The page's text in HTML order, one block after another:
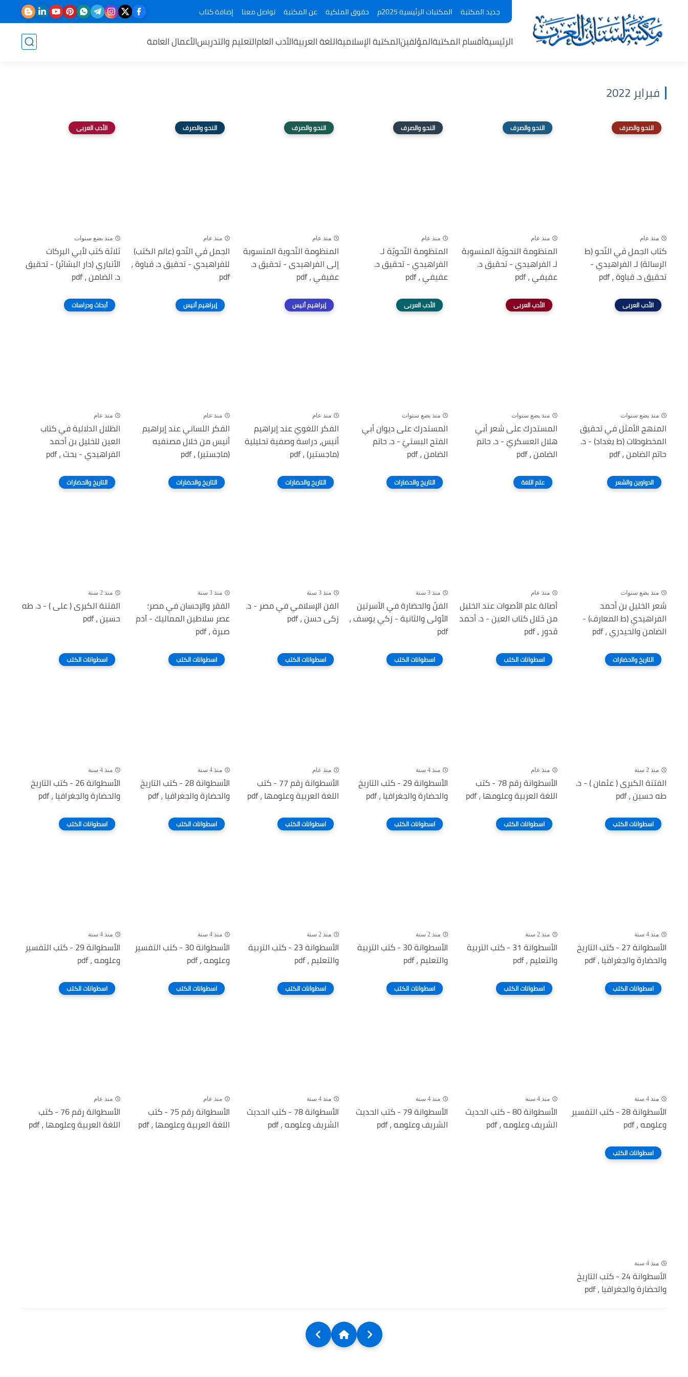
جديد المكتبة المكتبات الرئيسية 2025م حقوق الملكية عن المكتبة تواصل معنا إضافة كتاب
الرئيسيةأقسام المكتبةالمؤلفينالمكتبة الإسلاميةاللغة العربيةالأدب العامالتعليم والتدريسالأعمال العامة
فبراير 2022
النحو والصرف
منذ عام
كتاب الجمل في النّحو (ط
الرسالة) لـ الفراهيدي -
تحقيق د. قباوة ، pdf
النحو والصرف
منذ عام
المنظومة النحويّة المنسوبة
لـ الفراهيدي - تحقيق د.
عفيفي ، pdf
النحو والصرف
منذ عام
المنظومة النّحويّة لـ
الفراهيدي - تحقيق د.
عفيفي ، pdf
النحو والصرف
منذ عام
المنظومة النّحوية المنسوبة
إلى الفراهيدى - تحقيق د.
عفيفي ، pdf
النحو والصرف
منذ عام
الجمل في النّحو (عالم الكتب)
للفراهيدي - تحقيق د. قباوة ،
pdf
الأدب العربى
منذ بضع سنوات
ثلاثة كتب لأبي البركات
الأنباري (دار البشائر) - تحقيق
د. الضامن ، pdf
الأدب العربى
منذ بضع سنوات
المنهج الأمثل في تحقيق
المخطوطات (ط بغداد) - د.
حاتم الضامن ، pdf
الأدب العربى
منذ بضع سنوات
المستدرك على شعر أبي
هلال العسكريّ - د. حاتم
الضامن ، pdf
الأدب العربى
منذ بضع سنوات
المستدرك على ديوان أبي
الفتح البستيّ - د. حاتم
الضامن ، pdf
إبراهيم أنيس
منذ عام
الفكر اللغويّ عند إبراهيم
أنيس، دراسة وصفية تحليلية
(ماجستير) ، pdf
إبراهيم أنيس
منذ عام
الفكر اللساني عند إبراهيم
أنيس من خلال مصنفيه
(ماجستير) ، pdf
أبحاث ودراسات
منذ عام
الظلال الدلالية في كتاب
العين للخليل بن أحمد
الفراهيدي - بحث ، pdf
الدواوين والشعر
منذ بضع سنوات
شعر الخليل بن أحمد
الفراهيدي (ط المعارف) -
الضامن والحيدري ، pdf
علم اللغة
منذ عام
أصالة علم الأصوات عند الخليل
من خلال كتاب العين - د. أحمد
قدور ، pdf
التاريخ والحضارات
منذ 3 سنة
الفنّ والحضارة في الأسرتين
الأولى والثانية - زكي يوسف ،
pdf
التاريخ والحضارات
منذ 3 سنة
الفن الإسلامي في مصر - د.
زكى حسن ، pdf
التاريخ والحضارات
منذ 3 سنة
الفقر والإحسان في مصر؛
عصر سلاطين المماليك - آدم
صبرة ، pdf
التاريخ والحضارات
منذ 2 سنة
الفتنة الكبرى ( على ) - د. طه
حسين ، pdf
التاريخ والحضارات
منذ 2 سنة
الفتنة الكبرى ( عثمان ) - د.
طه حسين ، pdf
اسطوانات الكتب
منذ عام
الأسطوانة رقم 78 - كتب
اللغة العربية وعلومها ، pdf
اسطوانات الكتب
منذ 4 سنة
الأسطوانة 29 - كتب التاريخ
والحضارة والجغرافيا ، pdf
اسطوانات الكتب
منذ عام
الأسطوانة رقم 77 - كتب
اللغة العربية وعلومها ، pdf
اسطوانات الكتب
منذ 4 سنة
الأسطوانة 28 - كتب التاريخ
والحضارة والجغرافيا ، pdf
اسطوانات الكتب
منذ 4 سنة
الأسطوانة 26 - كتب التاريخ
والحضارة والجغرافيا ، pdf
اسطوانات الكتب
منذ 4 سنة
الأسطوانة 27 - كتب التاريخ
والحضارة والجغرافيا ، pdf
اسطوانات الكتب
منذ 2 سنة
الأسطوانة 31 - كتب التربية
والتعليم ، pdf
اسطوانات الكتب
منذ 2 سنة
الأسطوانة 30 - كتب التربية
والتعليم ، pdf
اسطوانات الكتب
منذ 2 سنة
الأسطوانة 23 - كتب التربية
والتعليم ، pdf
اسطوانات الكتب
منذ 4 سنة
الأسطوانة 30 - كتب التفسير
وعلومه ، pdf
اسطوانات الكتب
منذ 4 سنة
الأسطوانة 29 - كتب التفسير
وعلومه ، pdf
اسطوانات الكتب
منذ 4 سنة
الأسطوانة 28 - كتب التفسير
وعلومه ، pdf
اسطوانات الكتب
منذ 4 سنة
الأسطوانة 80 - كتب الحديث
الشريف وعلومه ، pdf
اسطوانات الكتب
منذ 4 سنة
الأسطوانة 79 - كتب الحديث
الشريف وعلومه ، pdf
اسطوانات الكتب
منذ 4 سنة
الأسطوانة 78 - كتب الحديث
الشريف وعلومه ، pdf
اسطوانات الكتب
منذ عام
الأسطوانة رقم 75 - كتب
اللغة العربية وعلومها ، pdf
اسطوانات الكتب
منذ عام
الأسطوانة رقم 76 - كتب
اللغة العربية وعلومها ، pdf
اسطوانات الكتب
منذ 4 سنة
الأسطوانة 24 - كتب التاريخ
والحضارة والجغرافيا ، pdf